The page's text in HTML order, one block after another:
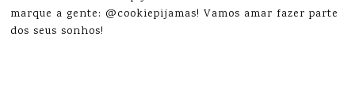
marque a gente: @cookiepijamas! Vamos amar fazer parte
dos seus sonhos!